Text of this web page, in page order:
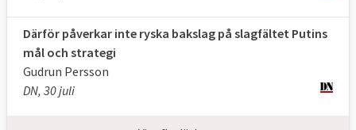
Därför påverkar inte ryska bakslag på slagfältet Putins
mål och strategi
Gudrun Persson
DN, 30 juli